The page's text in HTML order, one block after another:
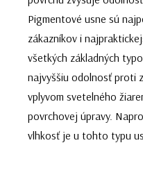
Pigmentové usne sú
zákazníkov i
všetkých základných
najvyššiu odolnosť proti
vplyvom svetelného
povrchovej úpravy.
vlhkosť je u tohto typu